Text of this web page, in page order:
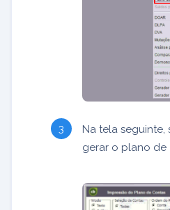
Na tela
gerar o plano de